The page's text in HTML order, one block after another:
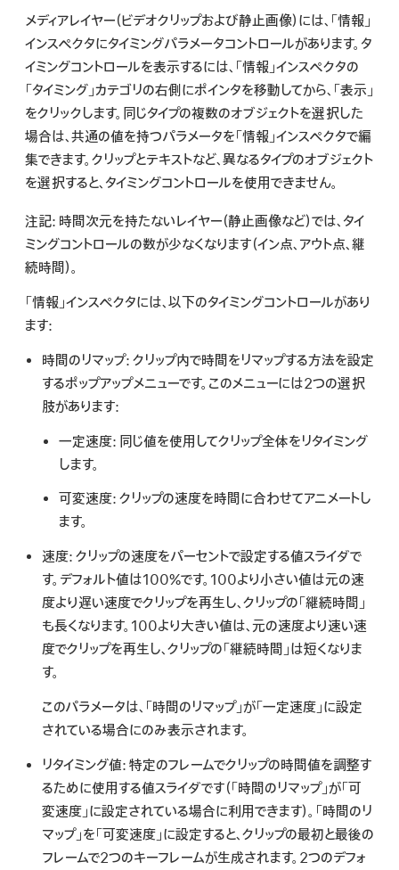
イ
ド
を
検
索
メディアレイヤー（ビデオクリップおよび静止画像）には、「情報」
インスペクタにタイミングパラメータコントロールがあります。タ
イミングコントロールを表示するには、「情報」インスペクタの
「タイミング」カテゴリの右側にポインタを移動してから、「表示」
をクリックします。同じタイプの複数のオブジェクトを選択した
場合は、共通の値を持つパラメータを「情報」インスペクタで編
集できます。クリップとテキストなど、異なるタイプのオブジェクト
を選択すると、タイミングコントロールを使用できません。
注記: 時間次元を持たないレイヤー（静止画像など）では、タイ
ミングコントロールの数が少なくなります（イン点、アウト点、継
続時間）。
「情報」インスペクタには、以下のタイミングコントロールがあり
ます:
時間のリマップ: クリップ内で時間をリマップする方法を設定
するポップアップメニューです。このメニューには2つの選択
肢があります:
一定速度: 同じ値を使用してクリップ全体をリタイミング
します。
可変速度: クリップの速度を時間に合わせてアニメートし
ます。
速度: クリップの速度をパーセントで設定する値スライダで
す。デフォルト値は100%です。100より小さい値は元の速
度より遅い速度でクリップを再生し、クリップの「継続時間」
も長くなります。100より大きい値は、元の速度より速い速
度でクリップを再生し、クリップの「継続時間」は短くなりま
す。
このパラメータは、「時間のリマップ」が「一定速度」に設定
されている場合にのみ表示されます。
リタイミング値: 特定のフレームでクリップの時間値を調整す
るために使用する値スライダです（「時間のリマップ」が「可
変速度」に設定されている場合に利用できます）。「時間のリ
マップ」を「可変速度」に設定すると、クリップの最初と最後の
フレームで2つのキーフレームが生成されます。2つのデフォ